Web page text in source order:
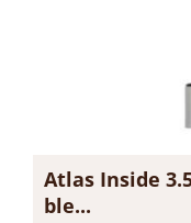
Atlas Inside
ble...